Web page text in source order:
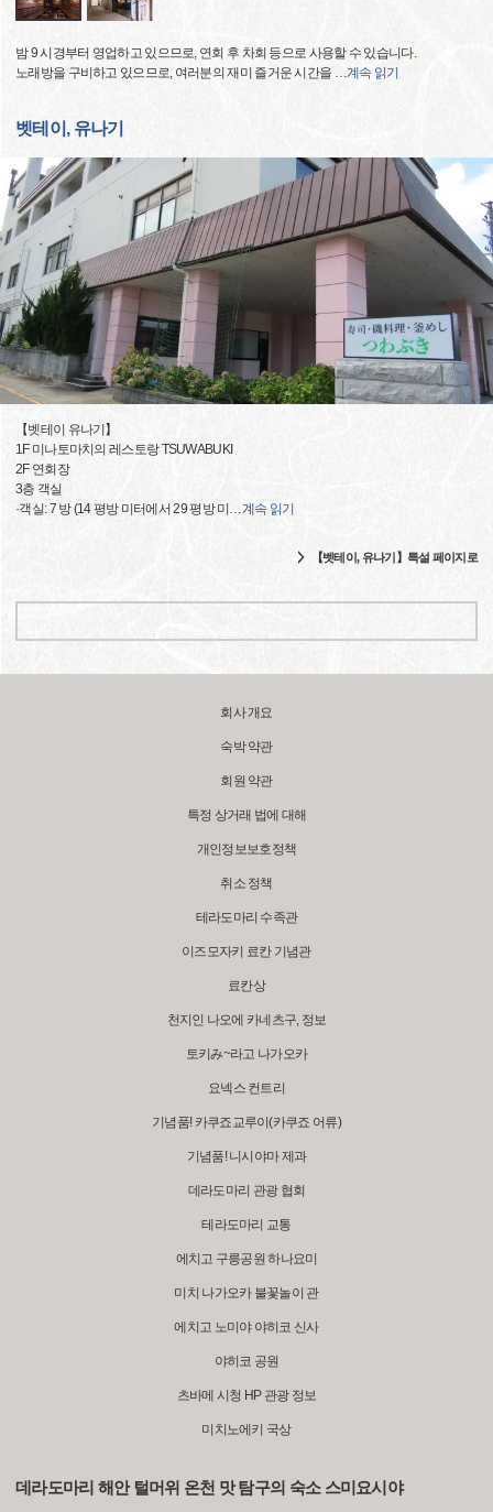
밤 9 시경부터 영업하고 있으므로, 연회 후 차회 등으로 사용할 수 있습니다.
노래방을 구비하고 있으므로, 여러분의 재미 즐거운 시간을 …계속 읽기
벳테이, 유나기
【벳테이 유나기】
1F 미나토마치의 레스토랑 TSUWABUKI
2F 연회장
3층 객실
·객실: 7 방 (14 평방 미터에서 29 평방 미 …계속 읽기
【벳테이, 유나기】특설 페이지로
회사 개요
숙박 약관
회원 약관
특정 상거래 법에 대해
개인정보보호정책
취소 정책
테라도마리 수족관
이즈모자키 료칸 기념관
료칸상
천지인 나오에 카네츠구, 정보
토키み~라고 나가오카
요넥스 컨트리
기념품! 카쿠죠교루이(카쿠죠 어류)
기념품! 니시야마 제과
데라도마리 관광 협회
테라도마리 교통
에치고 구릉공원 하나요미
미치 나가오카 불꽃놀이 관
에치고 노미야 야히코 신사
야히코 공원
츠바메 시청 HP 관광 정보
미치노에키 국상
데라도마리 해안 털머위 온천 맛 탐구의 숙소 스미요시야